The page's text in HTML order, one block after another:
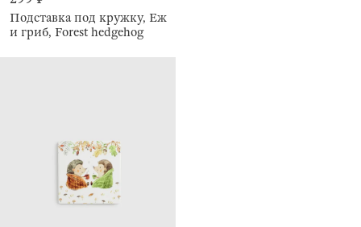
Подставка под кружку, Еж
и гриб, Forest hedgehog